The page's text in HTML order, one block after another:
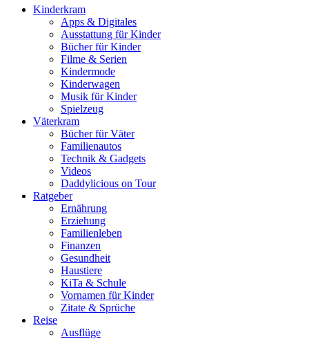
Kinderkram
Apps & Digitales
Ausstattung für Kinder
Bücher für Kinder
Filme & Serien
Kindermode
Kinderwagen
Musik für Kinder
Spielzeug
Väterkram
Bücher für Väter
Familienautos
Technik & Gadgets
Videos
Daddylicious on Tour
Ratgeber
Ernährung
Erziehung
Familienleben
Finanzen
Gesundheit
Haustiere
KiTa & Schule
Vornamen für Kinder
Zitate & Sprüche
Reise
Ausflüge